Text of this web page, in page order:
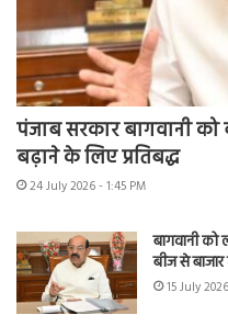
पंजाब सरकार बागवानी
बढ़ाने के लिए प्रतिबद्ध
24 July 2026 - 1:45 PM
बागवानी को
बीज से
15 July